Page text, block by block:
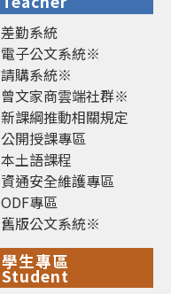
差勤系統
電子公文系統※
請購系統※
曾文家商雲端社群※
新課綱推動相關規定
公開授課專區
本土語課程
資通安全維護專區
ODF專區
舊版公文系統※
學生專區
Student